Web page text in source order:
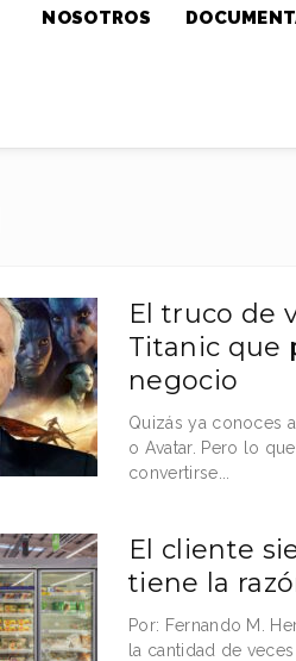
NOSOTROS
El truco de
Titanic que
negocio
Quizás ya conoces
o Avatar. Pero lo
convertirse...
El cliente
tiene la
Por: Fernando M.
la cantidad de